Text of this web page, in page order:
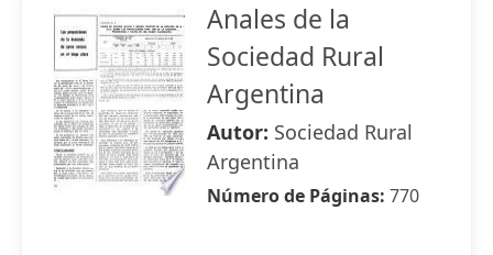
Anales de la
Sociedad Rural
Argentina
Autor: Sociedad Rural
Argentina
Número de Páginas: 770